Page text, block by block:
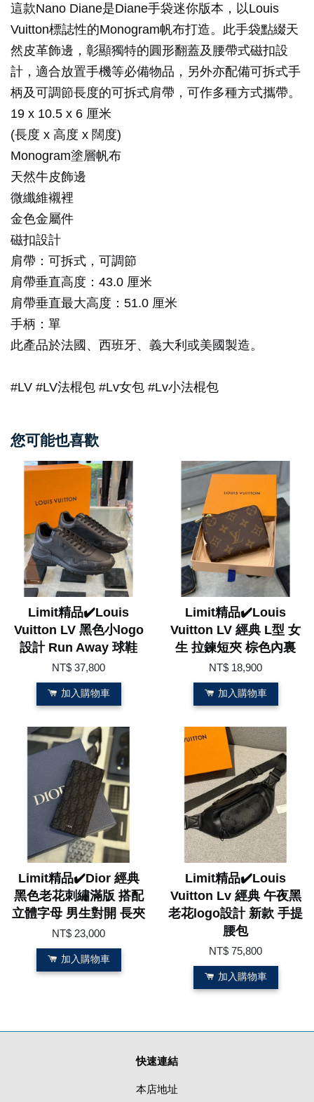
這款Nano Diane是Diane手袋迷你版本，以Louis
Vuitton標誌性的Monogram帆布打造。此手袋點綴天
然皮革飾邊，彰顯獨特的圓形翻蓋及腰帶式磁扣設
計，適合放置手機等必備物品，另外亦配備可拆式手
柄及可調節長度的可拆式肩帶，可作多種方式攜帶。
19 x 10.5 x 6 厘米
(長度 x 高度 x 闊度)
Monogram塗層帆布
天然牛皮飾邊
微纖維襯裡
金色金屬件
磁扣設計
肩帶：可拆式，可調節
肩帶垂直高度：43.0 厘米
肩帶垂直最大高度：51.0 厘米
手柄：單
此產品於法國、西班牙、義大利或美國製造。
#LV #LV法棍包 #Lv女包 #Lv小法棍包
您可能也喜歡
Limit精品✔️Louis
Vuitton LV 黑色小logo
設計 Run Away 球鞋
NT$ 37,800
加入購物車
Limit精品✔️Louis
Vuitton LV 經典 L型 女
生 拉鍊短夾 棕色內裏
NT$ 18,900
加入購物車
Limit精品✔️Dior 經典
黑色老花刺繡滿版 搭配
立體字母 男生對開 長夾
NT$ 23,000
加入購物車
Limit精品✔️Louis
Vuitton Lv 經典 午夜黑
老花logo設計 新款 手提
腰包
NT$ 75,800
加入購物車
快速連結
本店地址